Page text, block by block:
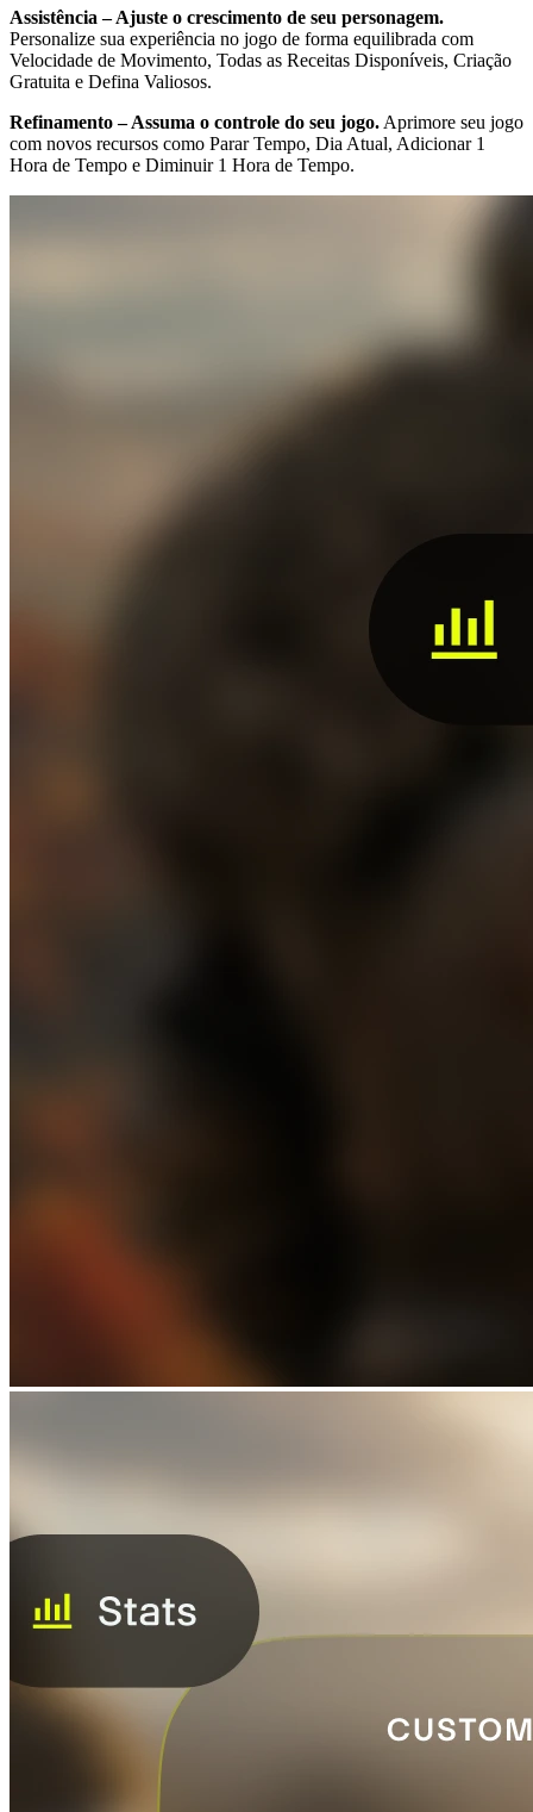
Assistência – Ajuste o crescimento de seu personagem.
Personalize sua experiência no jogo de forma equilibrada com
Velocidade de Movimento, Todas as Receitas Disponíveis, Criação
Gratuita e Defina Valiosos.
Refinamento – Assuma o controle do seu jogo. Aprimore seu jogo
com novos recursos como Parar Tempo, Dia Atual, Adicionar 1
Hora de Tempo e Diminuir 1 Hora de Tempo.